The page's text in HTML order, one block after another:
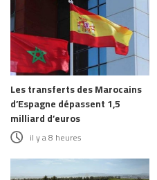
Les transferts des Marocains
d’Espagne dépassent 1,5
milliard d’euros
il y a 8 heures